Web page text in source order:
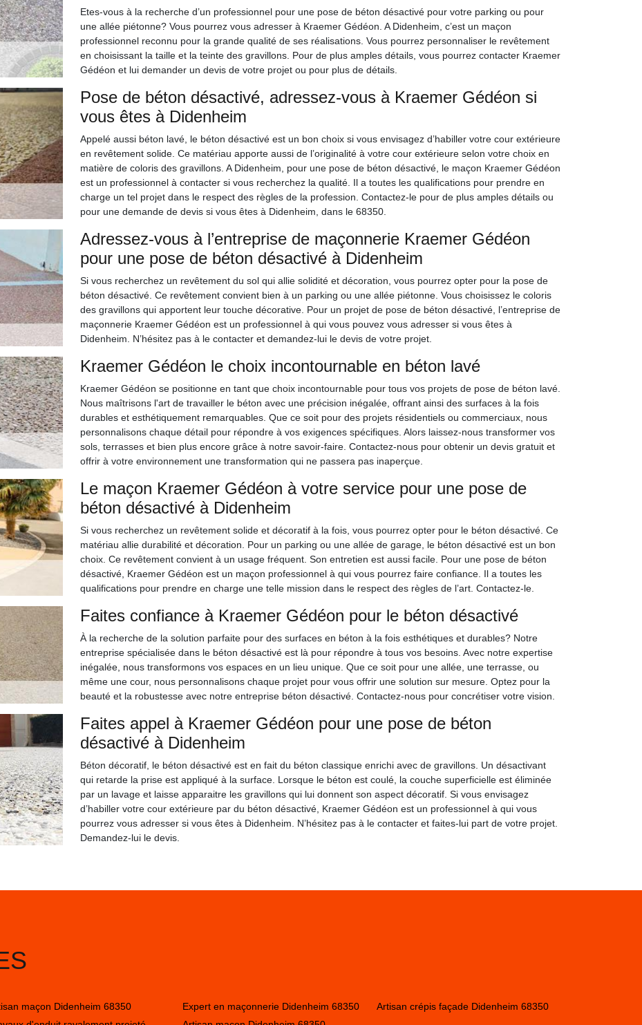
Etes-vous à la recherche d’un professionnel pour une pose de béton désactivé pour votre parking ou pour
une allée piétonne? Vous pourrez vous adresser à Kraemer Gédéon. A Didenheim, c’est un maçon
professionnel reconnu pour la grande qualité de ses réalisations. Vous pourrez personnaliser le revêtement
en choisissant la taille et la teinte des gravillons. Pour de plus amples détails, vous pourrez contacter Kraemer
Gédéon et lui demander un devis de votre projet ou pour plus de détails.
Pose de béton désactivé, adressez-vous à Kraemer Gédéon si
vous êtes à Didenheim
Appelé aussi béton lavé, le béton désactivé est un bon choix si vous envisagez d’habiller votre cour extérieure
en revêtement solide. Ce matériau apporte aussi de l’originalité à votre cour extérieure selon votre choix en
matière de coloris des gravillons. A Didenheim, pour une pose de béton désactivé, le maçon Kraemer Gédéon
est un professionnel à contacter si vous recherchez la qualité. Il a toutes les qualifications pour prendre en
charge un tel projet dans le respect des règles de la profession. Contactez-le pour de plus amples détails ou
pour une demande de devis si vous êtes à Didenheim, dans le 68350.
Adressez-vous à l’entreprise de maçonnerie Kraemer Gédéon
pour une pose de béton désactivé à Didenheim
Si vous recherchez un revêtement du sol qui allie solidité et décoration, vous pourrez opter pour la pose de
béton désactivé. Ce revêtement convient bien à un parking ou une allée piétonne. Vous choisissez le coloris
des gravillons qui apportent leur touche décorative. Pour un projet de pose de béton désactivé, l’entreprise de
maçonnerie Kraemer Gédéon est un professionnel à qui vous pouvez vous adresser si vous êtes à
Didenheim. N’hésitez pas à le contacter et demandez-lui le devis de votre projet.
Kraemer Gédéon le choix incontournable en béton lavé
Kraemer Gédéon se positionne en tant que choix incontournable pour tous vos projets de pose de béton lavé.
Nous maîtrisons l'art de travailler le béton avec une précision inégalée, offrant ainsi des surfaces à la fois
durables et esthétiquement remarquables. Que ce soit pour des projets résidentiels ou commerciaux, nous
personnalisons chaque détail pour répondre à vos exigences spécifiques. Alors laissez-nous transformer vos
sols, terrasses et bien plus encore grâce à notre savoir-faire. Contactez-nous pour obtenir un devis gratuit et
offrir à votre environnement une transformation qui ne passera pas inaperçue.
Le maçon Kraemer Gédéon à votre service pour une pose de
béton désactivé à Didenheim
Si vous recherchez un revêtement solide et décoratif à la fois, vous pourrez opter pour le béton désactivé. Ce
matériau allie durabilité et décoration. Pour un parking ou une allée de garage, le béton désactivé est un bon
choix. Ce revêtement convient à un usage fréquent. Son entretien est aussi facile. Pour une pose de béton
désactivé, Kraemer Gédéon est un maçon professionnel à qui vous pourrez faire confiance. Il a toutes les
qualifications pour prendre en charge une telle mission dans le respect des règles de l’art. Contactez-le.
Faites confiance à Kraemer Gédéon pour le béton désactivé
À la recherche de la solution parfaite pour des surfaces en béton à la fois esthétiques et durables? Notre
entreprise spécialisée dans le béton désactivé est là pour répondre à tous vos besoins. Avec notre expertise
inégalée, nous transformons vos espaces en un lieu unique. Que ce soit pour une allée, une terrasse, ou
même une cour, nous personnalisons chaque projet pour vous offrir une solution sur mesure. Optez pour la
beauté et la robustesse avec notre entreprise béton désactivé. Contactez-nous pour concrétiser votre vision.
Faites appel à Kraemer Gédéon pour une pose de béton
désactivé à Didenheim
Béton décoratif, le béton désactivé est en fait du béton classique enrichi avec de gravillons. Un désactivant
qui retarde la prise est appliqué à la surface. Lorsque le béton est coulé, la couche superficielle est éliminée
par un lavage et laisse apparaitre les gravillons qui lui donnent son aspect décoratif. Si vous envisagez
d’habiller votre cour extérieure par du béton désactivé, Kraemer Gédéon est un professionnel à qui vous
pourrez vous adresser si vous êtes à Didenheim. N’hésitez pas à le contacter et faites-lui part de votre projet.
Demandez-lui le devis.
maçon Didenheim 68350
Expert en maçonnerie Didenheim 68350
Artisan crépis façade Didenheim 68350